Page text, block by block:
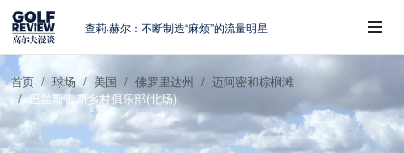
查莉·赫尔：不断制造“麻烦”的流量明星
大满贯球场设置的演变和期许
AIG英国女子公开赛，一场大满贯的50年
蜕变
Menu
首页 球场 美国 佛罗里达州
迈阿密和棕榈滩
巴兰斯雷斯乡村俱乐部(北场)